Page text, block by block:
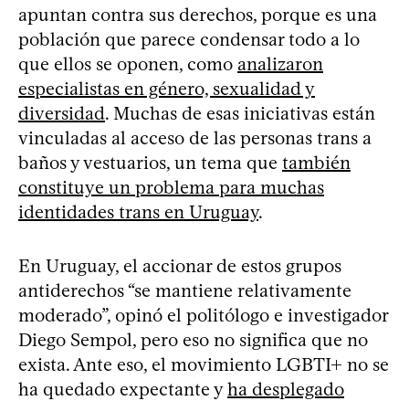
apuntan contra sus derechos, porque es una
población que parece condensar todo a lo
que ellos se oponen, como analizaron
especialistas en género, sexualidad y
diversidad. Muchas de esas iniciativas están
vinculadas al acceso de las personas trans a
baños y vestuarios, un tema que también
constituye un problema para muchas
identidades trans en Uruguay.
En Uruguay, el accionar de estos grupos
antiderechos “se mantiene relativamente
moderado”, opinó el politólogo e investigador
Diego Sempol, pero eso no significa que no
exista. Ante eso, el movimiento LGBTI+ no se
ha quedado expectante yha desplegado